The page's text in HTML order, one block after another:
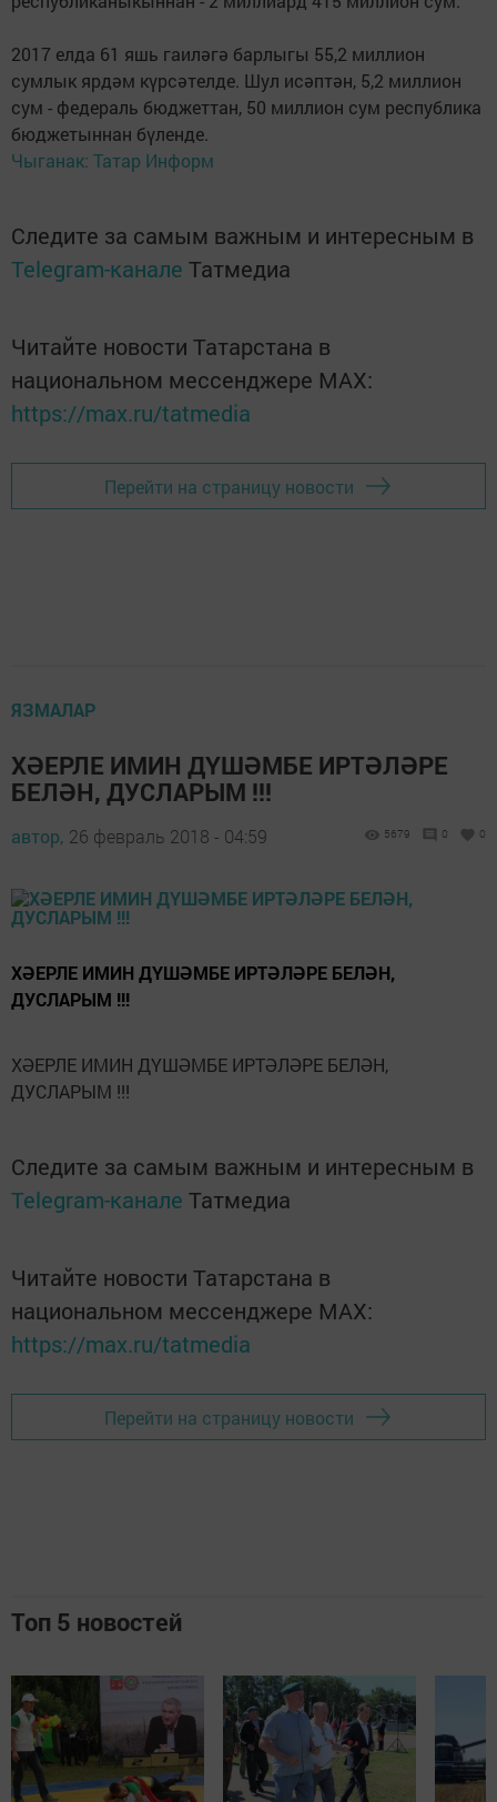
2017 елда 61 яшь гаиләгә барлыгы 55,2 миллион
сумлык ярдәм күрсәтелде. Шул исәптән, 5,2 миллион
сум - федераль бюджеттан, 50 миллион сум республика
бюджетыннан бүленде.
Чыганак: Татар Информ
Следите за самым важным и интересным в
Telegram-канале Татмедиа
Читайте новости Татарстана в
национальном мессенджере MАХ:
https://max.ru/tatmedia
Перейти на страницу новости
ЯЗМАЛАР
ХӘЕРЛЕ ИМИН ДҮШӘМБЕ ИРТӘЛӘРЕ
БЕЛӘН, ДУСЛАРЫМ !!!
автор, 26 февраль 2018 - 04:59 5679 0 0
ХӘЕРЛЕ ИМИН ДҮШӘМБЕ ИРТӘЛӘРЕ БЕЛӘН,
ДУСЛАРЫМ !!!
ХӘЕРЛЕ ИМИН ДҮШӘМБЕ ИРТӘЛӘРЕ БЕЛӘН,
ДУСЛАРЫМ !!!
Следите за самым важным и интересным в
Telegram-канале Татмедиа
Читайте новости Татарстана в
национальном мессенджере MАХ:
https://max.ru/tatmedia
Перейти на страницу новости
Топ 5 новостей